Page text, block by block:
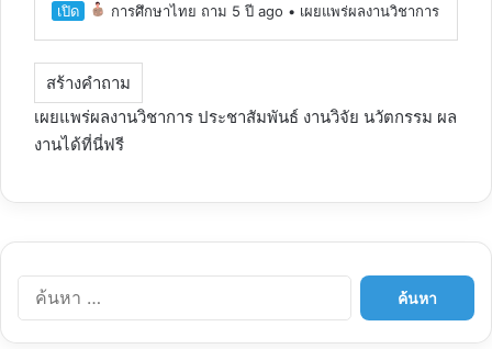
เปิด การศึกษาไทย ถาม 5 ปี ago • เผยแพร่ผลงานวิชาการ
สร้างคำถาม
เผยแพร่ผลงานวิชาการ ประชาสัมพันธ์ งานวิจัย นวัตกรรม ผล
งานได้ที่นี่ฟรี
ค้
น